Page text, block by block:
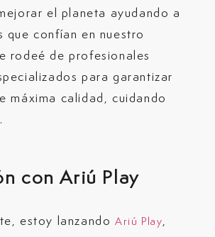
el planeta ayudando a
que confían en nuestro
rodeé de profesionales
para garantizar
máxima calidad, cuidando
con Ariú Play
estoy lanzando Ariú Play,